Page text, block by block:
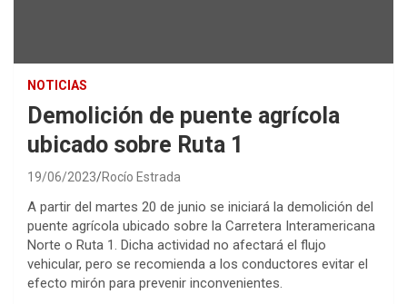
NOTICIAS
Demolición de puente agrícola
ubicado sobre Ruta 1
19/06/2023 Rocío Estrada
A partir del martes 20 de junio se iniciará la demolición del
puente agrícola ubicado sobre la Carretera Interamericana
Norte o Ruta 1. Dicha actividad no afectará el flujo
vehicular, pero se recomienda a los conductores evitar el
efecto mirón para prevenir inconvenientes.